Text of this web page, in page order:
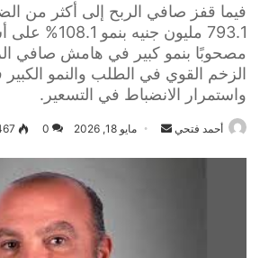
فيما قفز صافي الربح إلى أكثر من
793.1 مليون جنيه
مصحوبًا بنمو كبير في هامش صافي
الزخم القوي في الطلب والنمو الكبير
واستمرار الانضباط في التسعير.
أحمد فتحي
أرسل مايو 18, 2026 0